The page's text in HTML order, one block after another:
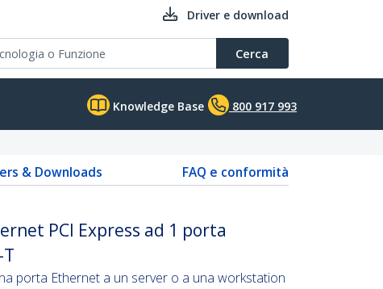
Driver e download
Cerca
Knowledge Base 800 917 993
& Downloads
FAQ e conformità
PCI Express ad 1 porta
porta Ethernet a un server o a una workstation